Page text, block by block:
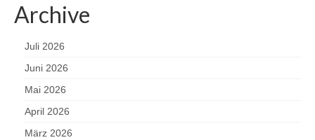
Archive
Juli 2026
Juni 2026
Mai 2026
April 2026
März 2026